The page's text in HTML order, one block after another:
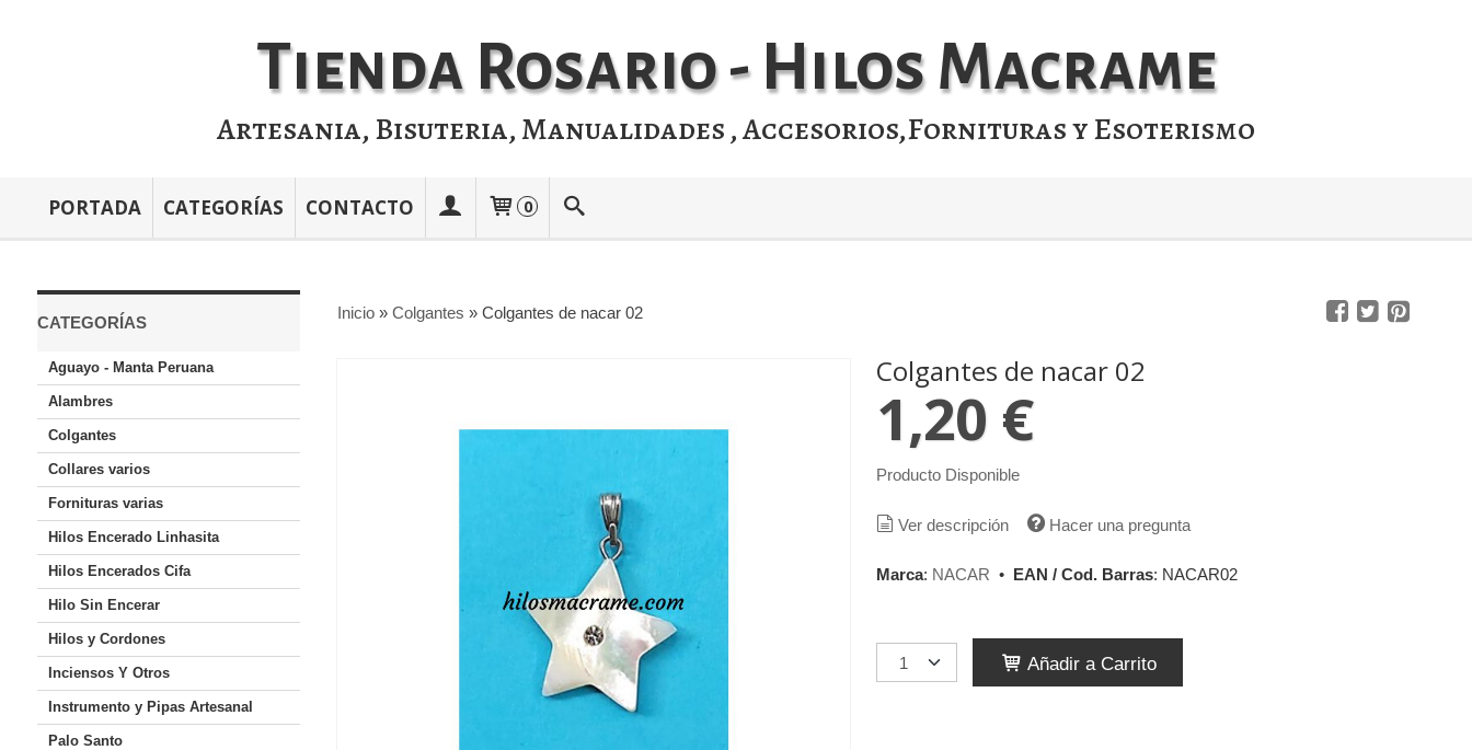
Tienda Rosario - Hilos Macrame
Artesania, Bisuteria, Manualidades , Accesorios,Fornituras y Esoterismo
PORTADA CATEGORÍAS CONTACTO 0
CATEGORÍAS
Aguayo - Manta Peruana
Alambres
Colgantes
Collares varios
Fornituras varias
Hilos Encerado Linhasita
Hilos Encerados Cifa
Hilo Sin Encerar
Hilos y Cordones
Inciensos Y Otros
Instrumento y Pipas Artesanal
Palo Santo
Inicio» Colgantes » Colgantes de nacar 02
Colgantes de nacar 02
1,20 €
Producto Disponible
Ver descripción Hacer una pregunta
Marca: NACAR • EAN / Cod. Barras: NACAR02
Añadir a Carrito